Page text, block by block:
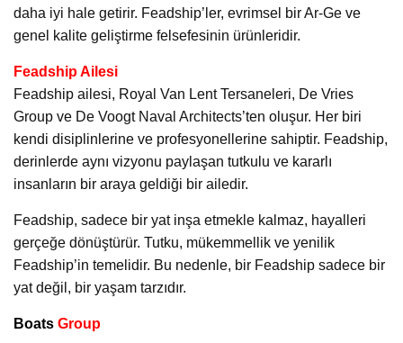
daha iyi hale getirir. Feadship’ler, evrimsel bir Ar-Ge ve
genel kalite geliştirme felsefesinin ürünleridir.
Feadship Ailesi
Feadship ailesi, Royal Van Lent Tersaneleri, De Vries
Group ve De Voogt Naval Architects’ten oluşur. Her biri
kendi disiplinlerine ve profesyonellerine sahiptir. Feadship,
derinlerde aynı vizyonu paylaşan tutkulu ve kararlı
insanların bir araya geldiği bir ailedir.
Feadship, sadece bir yat inşa etmekle kalmaz, hayalleri
gerçeğe dönüştürür. Tutku, mükemmellik ve yenilik
Feadship’in temelidir. Bu nedenle, bir Feadship sadece bir
yat değil, bir yaşam tarzıdır.
Boats Group